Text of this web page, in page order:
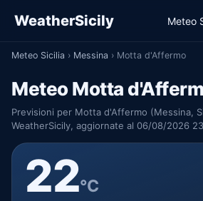
WeatherSicily Meteo
Meteo Sicilia › Messina › Motta d'Affermo
Meteo Motta
Previsioni per Motta d'Affermo (Messina,
WeatherSicily, aggiornate al 06/08/2026
22°C